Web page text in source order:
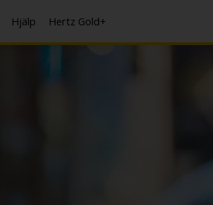
Hjälp Hertz Gold+